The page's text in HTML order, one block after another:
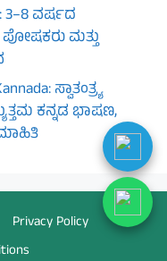
3–8 ವರ್ಷದ
ಮತ್ತು
ಸ್ವಾತಂತ್ರ್ಯ
ಕನ್ನಡ ಭಾಷಣ,
Privacy Policy